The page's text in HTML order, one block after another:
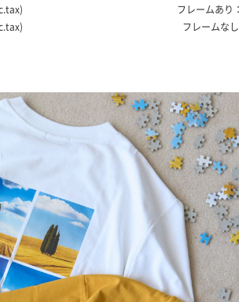
フレームあり：¥15,400 (inc.tax)
フレームなし：¥6,875 (inc.tax)